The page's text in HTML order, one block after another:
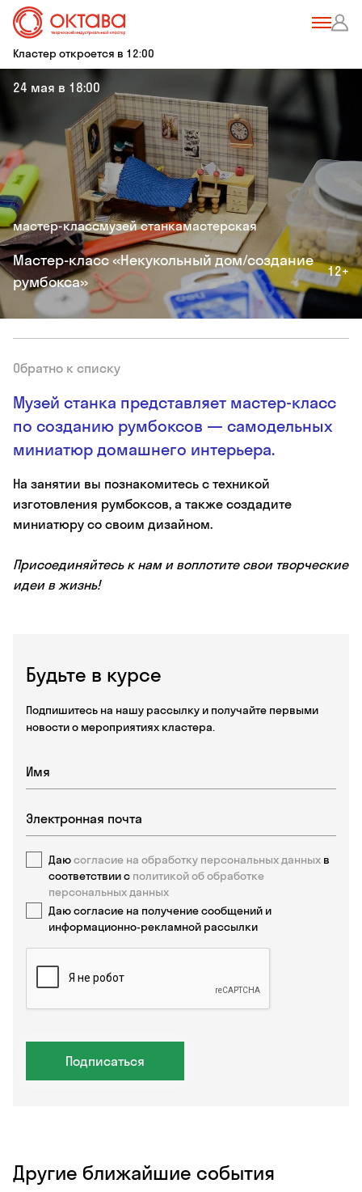
Кластер откроется в 12:00
24 мая в 18:00
мастер-классмузей станкамастерская
Мастер-класс «Некукольный дом/создание
румбокса»
12+
Будьте в курсе
Подпишитесь на нашу рассылку и получайте первыми
новости о мероприятиях кластера.
Даюсогласие на обработку персональных данных в
соответствии с политикой об обработке
персональных данных
Даю согласие на получение сообщений и
информационно-рекламной рассылки
Подписаться
Музей станка представляет мастер-класс
по созданию румбоксов — самодельных
миниатюр домашнего интерьера.
На занятии вы познакомитесь с техникой
изготовления румбоксов, а также создадите
миниатюру со своим дизайном.
Присоединяйтесь к нам и воплотите свои творческие
идеи в жизнь!
Обратно к списку
Другие ближайшие события